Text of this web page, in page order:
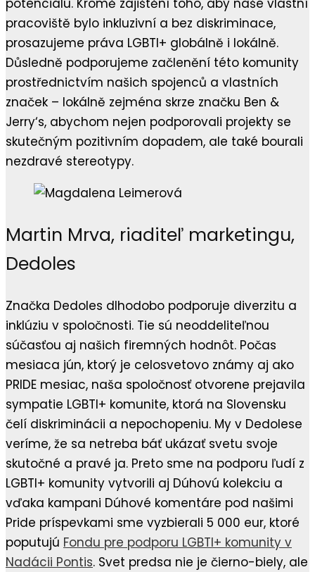
potenciálu. Kromě zajištění toho, aby naše vlastní
pracoviště bylo inkluzivní a bez diskriminace,
prosazujeme práva LGBTI+ globálně i lokálně.
Důsledně podporujeme začlenění této komunity
prostřednictvím našich spojenců a vlastních
značek – lokálně zejména skrze značku Ben &
Jerry‘s, abychom nejen podporovali projekty se
skutečným pozitivním dopadem, ale také bourali
nezdravé stereotypy.
Martin Mrva, riaditeľ marketingu,
Dedoles
Značka Dedoles dlhodobo podporuje diverzitu a
inklúziu v spoločnosti. Tie sú neoddeliteľnou
súčasťou aj našich firemných hodnôt. Počas
mesiaca jún, ktorý je celosvetovo známy aj ako
PRIDE mesiac, naša spoločnosť otvorene prejavila
sympatie LGBTI+ komunite, ktorá na Slovensku
čelí diskriminácii a nepochopeniu. My v Dedolese
veríme, že sa netreba báť ukázať svetu svoje
skutočné a pravé ja. Preto sme na podporu ľudí z
LGBTI+ komunity vytvorili aj Dúhovú kolekciu a
vďaka kampani Dúhové komentáre pod našimi
Pride príspevkami sme vyzbierali 5 000 eur, ktoré
poputujú Fondu pre podporu LGBTI+ komunity v
Nadácii Pontis. Svet predsa nie je čierno-biely, ale